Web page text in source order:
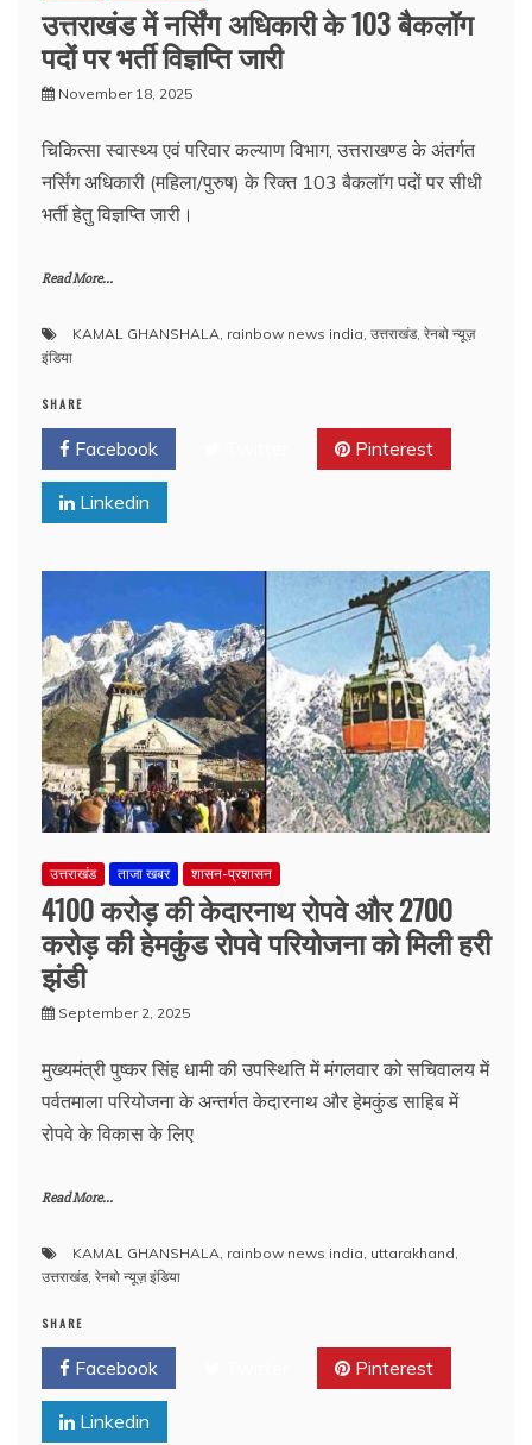
उत्तराखंड में नर्सिंग अधिकारी के 103 बैकलॉग
पदों पर भर्ती विज्ञप्ति जारी
November 18, 2025
चिकित्सा स्वास्थ्य एवं परिवार कल्याण विभाग, उत्तराखण्ड के अंतर्गत
नर्सिंग अधिकारी (महिला/पुरुष) के रिक्त 103 बैकलॉग पदों पर सीधी
भर्ती हेतु विज्ञप्ति जारी।
Read More...
KAMAL GHANSHALA, rainbow news india, उत्तराखंड, रेनबो न्यूज़
इंडिया
SHARE
Facebook Pinterest
Linkedin
उत्तराखंड ताजा खबर शासन-प्रशासन
4100 करोड़ की केदारनाथ रोपवे और 2700
करोड़ की हेमकुंड रोपवे परियोजना को मिली हरी
झंडी
September 2, 2025
मुख्यमंत्री पुष्कर सिंह धामी की उपस्थिति में मंगलवार को सचिवालय में
पर्वतमाला परियोजना के अन्तर्गत केदारनाथ और हेमकुंड साहिब में
रोपवे के विकास के लिए
Read More...
KAMAL GHANSHALA, rainbow news india, uttarakhand,
उत्तराखंड, रेनबो न्यूज़ इंडिया
SHARE
Facebook Pinterest
Linkedin